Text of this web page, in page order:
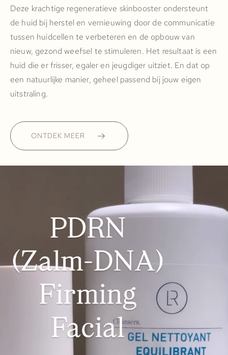
Deze krachtige regeneratieve skinbooster ondersteunt
de huid bij herstel en vernieuwing door de communicatie
tussen huidcellen te verbeteren en de opbouw van
nieuw, gezond weefsel te stimuleren. Het resultaat is een
huid die er frisser, egaler en jeugdiger uitziet. En dat op
een natuurlijke manier, geheel passend bij jouw eigen
uitstraling.
ONTDEK MEER